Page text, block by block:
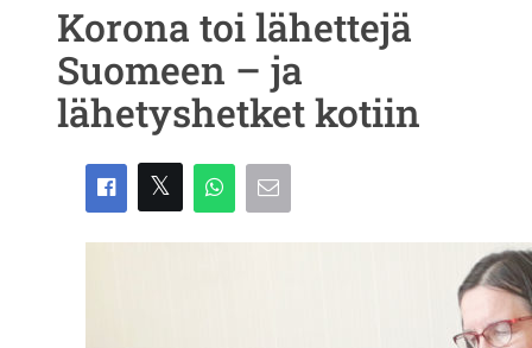
Korona toi lähettejä
Suomeen – ja
lähetyshetket kotiin